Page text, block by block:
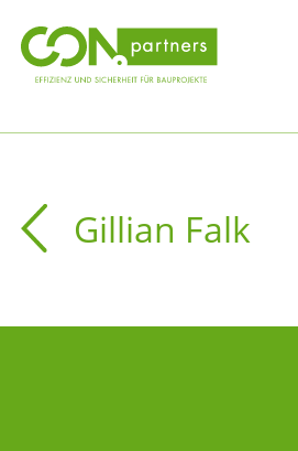
Gillian Falk